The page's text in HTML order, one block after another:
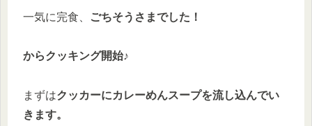
一気に完食、 ごちそうさまでした！
からクッキング開始♪
まずはクッカーにカレーめんスープを流し込んでい
きます。